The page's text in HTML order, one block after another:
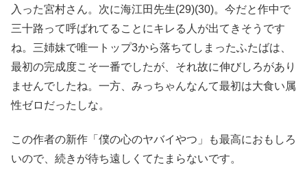
入った宮村さん。次に海江田先生(29)(30)。今だと作中で
三十路って呼ばれてることにキレる人が出てきそうです
ね。三姉妹で唯一トップ3から落ちてしまったふたばは、
最初の完成度こそ一番でしたが、それ故に伸びしろがあり
ませんでしたね。一方、みっちゃんなんて最初は大食い属
性ゼロだったしな。
この作者の新作「僕の心のヤバイやつ」も最高におもしろ
いので、続きが待ち遠しくてたまらないです。